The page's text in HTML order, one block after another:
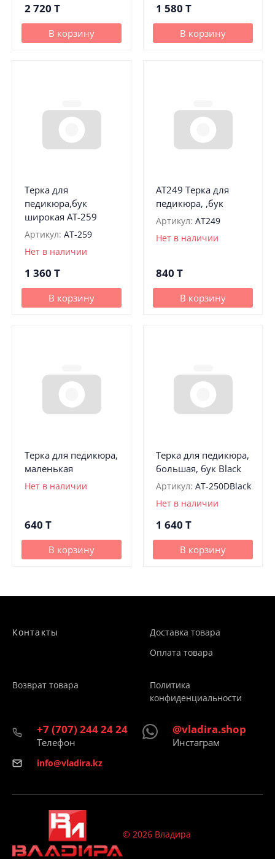
2 720 T
В корзину
1 580 T
В корзину
Терка для
педикюра,бук
широкая АТ-259
Артикул: АТ-259
Нет в наличии
1 360 T
В корзину
АТ249 Терка для
педикюра, ,бук
Артикул: АТ249
Нет в наличии
840 T
В корзину
Терка для педикюра,
маленькая
Нет в наличии
640 T
В корзину
Терка для педикюра,
большая, бук Black
Артикул: AT-250DBlack
Нет в наличии
1 640 T
В корзину
Контакты
Доставка товара
Оплата товара
Возврат товара
Политика
конфиденциальности
+7 (707) 244 24 24
Телефон
@vladira.shop
Инстаграм
info@vladira.kz
© 2026 Владира